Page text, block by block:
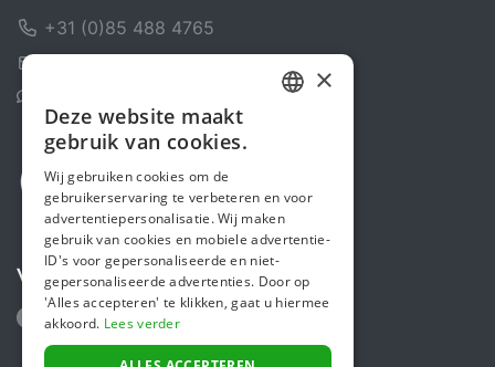
+31 (0)85 488 4765
Volg ons
ENGLISH
×
Deze website maakt
gebruik van cookies.
Wij gebruiken cookies om de
gebruikerservaring te verbeteren en voor
advertentiepersonalisatie. Wij maken
gebruik van cookies en mobiele advertentie-
ID's voor gepersonaliseerde en niet-
gepersonaliseerde advertenties. Door op
'Alles accepteren' te klikken, gaat u hiermee
akkoord. Lees verder